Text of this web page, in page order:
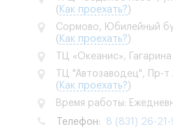
( Как проехать? )
Сормово, Юбилейный
( Как проехать? )
ТЦ «Океанис», Гагарина
ТЦ "Автозаводец", Пр-т
( Как проехать? )
Время работы:
Телефон: 8 (831) 26-21-